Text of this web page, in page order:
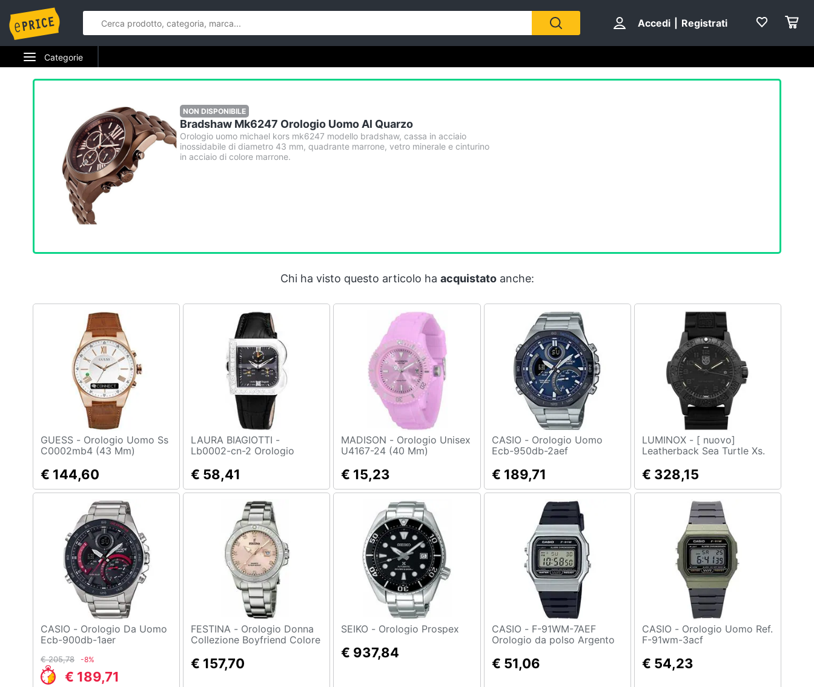
Accedi Registrati
Categorie
Elettrodomestici
Telefonia
Tv e Home Cinema
Smart home
Videogiochi
Brico e Giardinaggio
Salute e igiene
Beauty
Giocattoli
Prima infanzia
Casalinghi
Abbigliamento
Sport
Animali
Libri, cd e dvd
Promozioni
NON DISPONIBILE
Bradshaw Mk6247 Orologio Uomo Al Quarzo
Orologio uomo michael kors mk6247 modello bradshaw, cassa in acciaio
inossidabile di diametro 43 mm, quadrante marrone, vetro minerale e cinturino
in acciaio di colore marrone.
Chi ha visto questo articolo ha acquistatoanche:
GUESS - Orologio Uomo Ss
C0002mb4 (43 Mm)
€ 144,60
LAURA BIAGIOTTI -
Lb0002-cn-2 Orologio
€ 58,41
MADISON - Orologio Unisex
U4167-24 (40 Mm)
€ 15,23
CASIO - Orologio Uomo
Ecb-950db-2aef
€ 189,71
LUMINOX - [ nuovo]
Leatherback Sea Turtle Xs.
€ 328,15
CASIO - Orologio Da Uomo
Ecb-900db-1aer
€ 205,78 -8%
€ 189,71
FESTINA - Orologio Donna
Collezione Boyfriend Colore
€ 157,70
SEIKO - Orologio Prospex
€ 937,84
CASIO - F-91WM-7AEF
Orologio da polso Argento
€ 51,06
CASIO - Orologio Uomo Ref.
F-91wm-3acf
€ 54,23